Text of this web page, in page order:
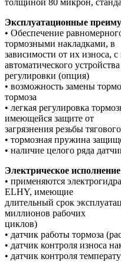
толщиной 80 микрон,
Эксплуатационные
• Обеспечение
тормозными накладками, в
зависимости от их износа,
автоматического устройства
регулировки (опция)
• возможность замены
тормоза
• легкая регулировка
имеющейся защите от
загрязнения резьбы
• тормозная пружина
• наличие целого ряда
Электрическое
• применяются
ELHY, имеющие
длительный срок
миллионов рабочих
циклов)
• датчик работы тормоза
• датчик контроля износа
• датчик контроля